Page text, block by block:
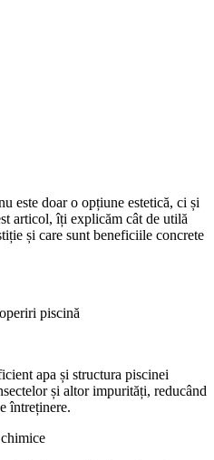
este doar o opțiune estetică, ci și
articol, îți explicăm cât de utilă
și care sunt beneficiile concrete
piscină
apa și structura piscinei
și altor impurități, reducând
întreținere.